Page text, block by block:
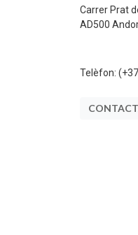
Carrer Prat
AD500
Telèfon: